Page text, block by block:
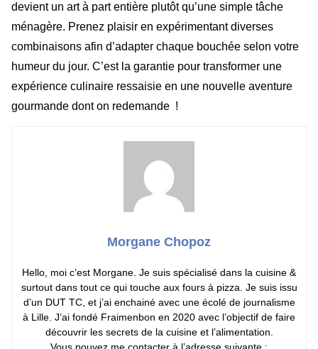
devient un art à part entière plutôt qu’une simple tâche
ménagère. Prenez plaisir en expérimentant diverses
combinaisons afin d’adapter chaque bouchée selon votre
humeur du jour. C’est la garantie pour transformer une
expérience culinaire ressaisie en une nouvelle aventure
gourmande dont on redemande !
Morgane Chopoz
Hello, moi c’est Morgane. Je suis spécialisé dans la cuisine &
surtout dans tout ce qui touche aux fours à pizza. Je suis issu
d’un DUT TC, et j’ai enchainé avec une écolé de journalisme
à Lille. J’ai fondé Fraimenbon en 2020 avec l’objectif de faire
découvrir les secrets de la cuisine et l’alimentation.